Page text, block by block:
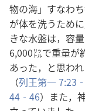
物​の​海」すなわ
が​体​を​洗う​ため​
きな​水盤​は，容
6,000​㍑​で​重量​が​
あっ​た，と​思わ​れ​
（列王​第​一
44‐46）また，